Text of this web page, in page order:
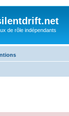
de rôle indépendants